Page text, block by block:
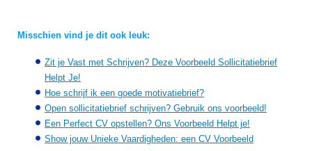
Misschien vind je dit ook leuk:
Zit je Vast met Schrijven? Deze Voorbeeld Sollicitatiebrief
Helpt Je!
Hoe schrijf ik een goede motivatiebrief?
Open sollicitatiebrief schrijven? Gebruik ons voorbeeld!
Een Perfect CV opstellen? Ons Voorbeeld Helpt je!
Show jouw Unieke Vaardigheden: een CV Voorbeeld